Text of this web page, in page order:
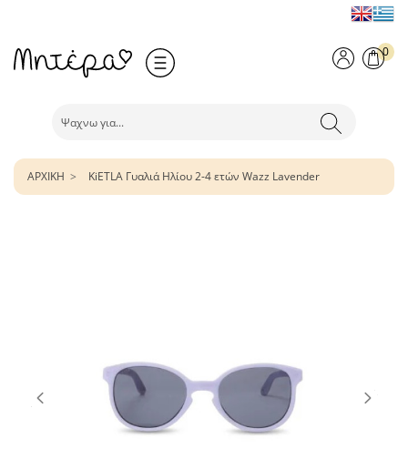
0
ΑΡΧΙΚΗ KiETLA Γυαλιά Ηλίου 2-4 ετών Wazz Lavender